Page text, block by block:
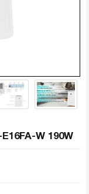
W 190W